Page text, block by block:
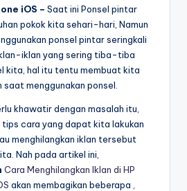
iOS – Saat ini Ponsel pintar
pokok kita sehari-hari, Namun
ponsel pintar seringkali
iklan yang sering tiba-tiba
kita, hal itu tentu membuat kita
menggunakan ponsel.
khawatir dengan masalah itu,
cara yang dapat kita lakukan
menghilangkan iklan tersebut
Nah pada artikel ini,
Cara Menghilangkan Iklan di HP
akan membagikan beberapa ,